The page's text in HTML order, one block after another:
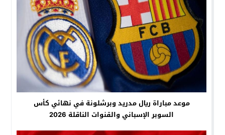
موعد مباراة ريال مدريد وبرشلونة في نهائي كأس
السوبر الإسباني والقنوات الناقلة 2026